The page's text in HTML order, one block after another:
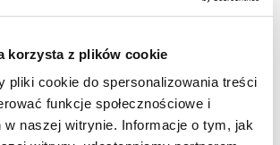
korzysta z plików cookie
pliki cookie do spersonalizowania treści
funkcje społecznościowe i
w naszej witrynie. Informacje o tym, jak